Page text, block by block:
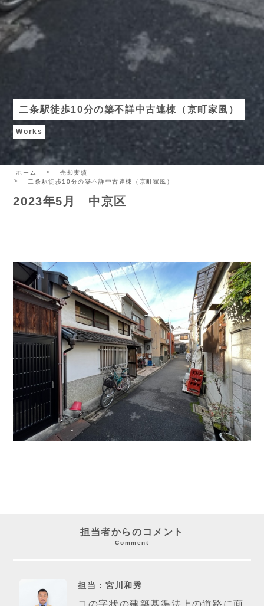
二条駅徒歩10分の築不詳中古連棟（京町家風）
Works
ホーム
売却実績
二条駅徒歩10分の築不詳中古連棟（京町家風）
2023年5月 中京区
担当者からのコメント
Comment
担当：宮川和秀
コの字状の建築基準法上の道路に面